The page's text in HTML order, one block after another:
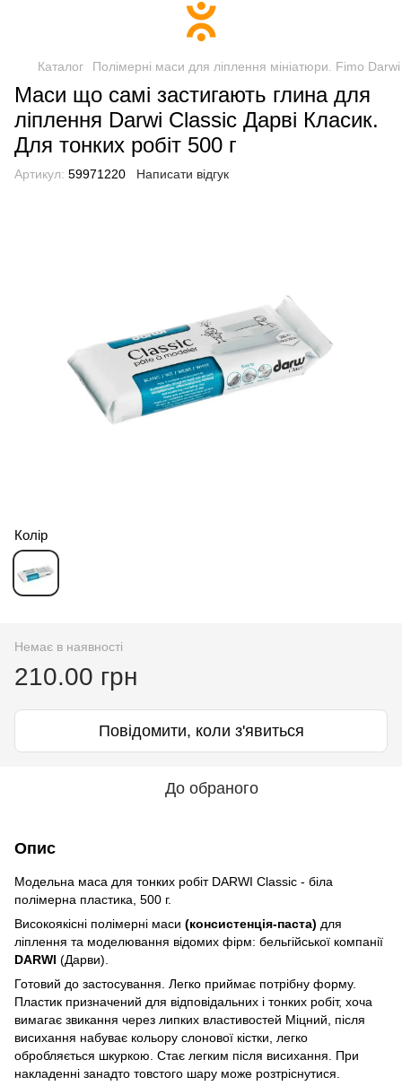
Каталог Полімерні маси для ліплення мініатюри. Fimo
Маси що самі застигають глина для
ліплення Darwi Classic Дарві Класик.
Для тонких робіт 500 г
Артикул: 59971220 Написати відгук
Колір
Немає в наявності
210.00 грн
Повідомити, коли з'явиться
До обраного
Опис
Модельна маса для тонких робіт DARWI Classic - біла
полімерна пластика, 500 г.
Високоякісні полімерні маси (консистенція-паста) для
ліплення та моделювання відомих фірм: бельгійської компанії
DARWI (Дарви).
Готовий до застосування. Легко приймає потрібну форму.
Пластик призначений для відповідальних і тонких робіт, хоча
вимагає звикання через липких властивостей Міцний, після
висихання набуває кольору слонової кістки, легко
обробляється шкуркою. Стає легким після висихання. При
накладенні занадто товстого шару може розтріснутися.